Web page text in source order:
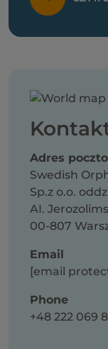
Adres
Swedish
Sp.z o.o.
AI.
00-807
Email
[email
Phone
+48 222 069